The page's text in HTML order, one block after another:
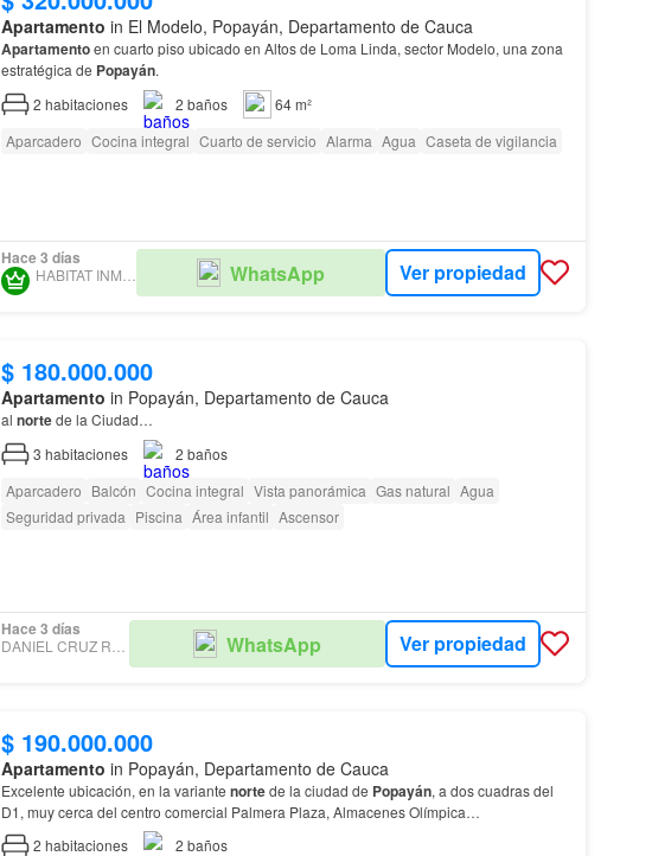
Apartamento in El Modelo, Popayán, Departamento de Cauca
Apartamentoen cuarto piso ubicado en Altos de Loma Linda, sector Modelo, una zona
estratégica de Popayán.
2 habitaciones 2 baños
64 m²
Aparcadero Cocina integral Cuarto de servicio Alarma Agua Caseta de vigilancia
Hace 3 días
HABITAT INMUEBLES WhatsApp Ver propiedad
$ 180.000.000
Apartamento in Popayán, Departamento de Cauca
al nortede la Ciudad…
3 habitaciones 2 baños
Aparcadero Balcón Cocina integral Vista panorámica Gas natural Agua
Seguridad privada Piscina Área infantil Ascensor
Hace 3 días
DANIEL CRUZ REALTOR WhatsApp Ver propiedad
$ 190.000.000
Apartamento in Popayán, Departamento de Cauca
Excelente ubicación, en la variante nortede la ciudad de Popayán, a dos cuadras del
D1, muy cerca del centro comercial Palmera Plaza, Almacenes Olímpica
Somos la inmobiliaria más confiable de
2 habitaciones 2 baños